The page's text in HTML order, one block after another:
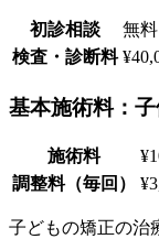
初診相談
無料
検査・診断料
基本施術料：
施術料
調整料（毎回）
子どもの矯正の治